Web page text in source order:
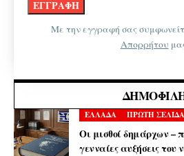
Με την εγγραφή σας
Απορρήτου
ΕΛΛΑΔΑ ΠΡΩΤΗ ΣΕΛΙΔΑ
Οι μισθοί δημάρχων –
γενναίες αυξήσεις του